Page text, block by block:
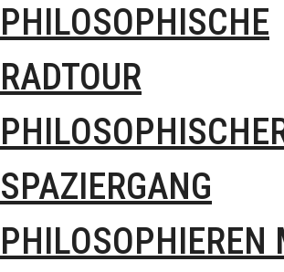
PHILOSOPHISCHE
RADTOUR
SPAZIERGANG
PHILOSOPHIEREN